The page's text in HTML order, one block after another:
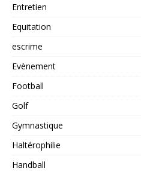
Entretien
Equitation
escrime
Evènement
Football
Golf
Gymnastique
Haltérophilie
Handball